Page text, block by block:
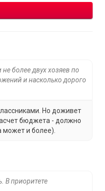
более двух хозяев по
и насколько дорого
Но доживет
бюджета - должно
может и более).
В приоритете